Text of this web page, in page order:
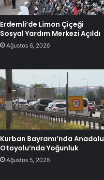
Erdemli’de Limon Çiçeği
Sosyal Yardım Merkezi Açıldı
Ağustos 6, 2026
Kurban Bayramı’nda Anadolu
Otoyolu’nda Yoğunluk
Ağustos 5, 2026